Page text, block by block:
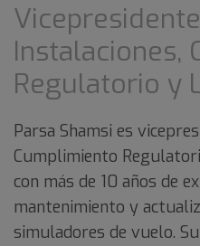
Instalaciones,
Regulatorio y
Parsa Shamsi es
Cumplimiento
con más de 10 años de
mantenimiento y
simuladores de vuelo.